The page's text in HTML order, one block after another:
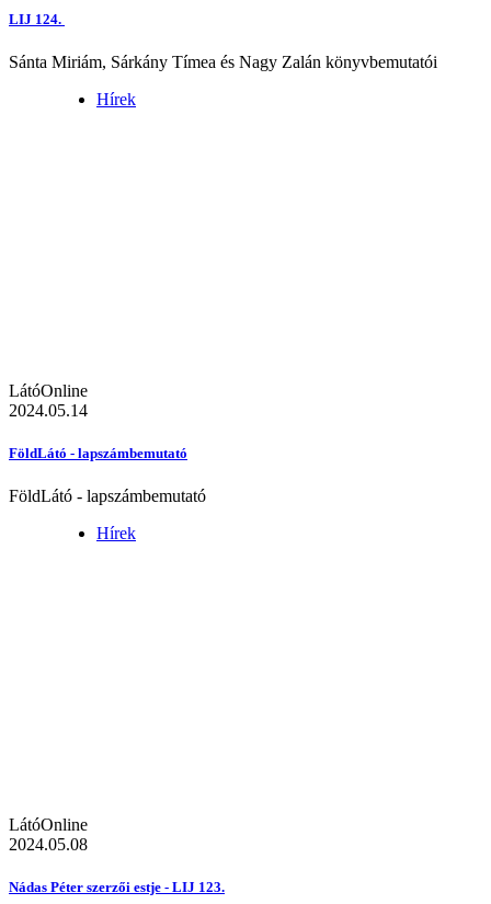
LIJ 124.
Sánta Miriám, Sárkány Tímea és Nagy Zalán könyvbemutatói
Hírek
LátóOnline
2024.05.14
FöldLátó - lapszámbemutató
FöldLátó - lapszámbemutató
Hírek
LátóOnline
2024.05.08
Nádas Péter szerzői estje - LIJ 123.